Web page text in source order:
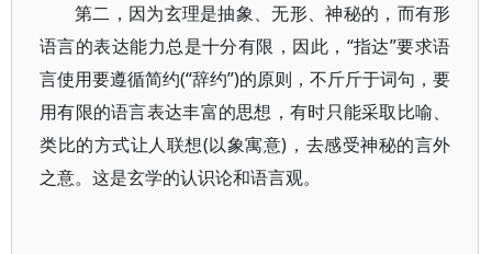
第二，因为玄理是抽象、无形、神秘的，而有形
语言的表达能力总是十分有限，因此，“指达”要求语
言使用要遵循简约(“辞约”)的原则，不斤斤于词句，要
用有限的语言表达丰富的思想，有时只能采取比喻、
类比的方式让人联想(以象寓意)，去感受神秘的言外
之意。这是玄学的认识论和语言观。